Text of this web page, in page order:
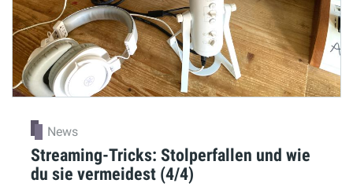
News
Streaming-Tricks: Stolperfallen und wie
du sie vermeidest (4/4)